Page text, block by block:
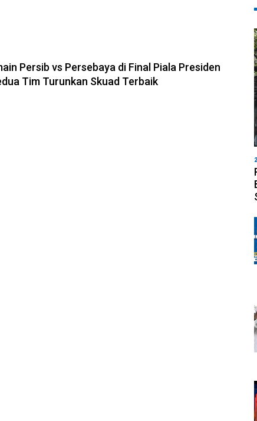
Persib vs Persebaya di Final Piala Presiden
Tim Turunkan Skuad Terbaik